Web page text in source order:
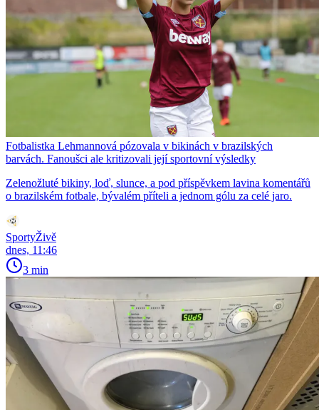
Fotbalistka Lehmannová pózovala v bikinách v brazilských
barvách. Fanoušci ale kritizovali její sportovní výsledky
Zelenožluté bikiny, loď, slunce, a pod příspěvkem lavina komentářů
o brazilském fotbale, bývalém příteli a jednom gólu za celé jaro.
SportyŽivě
dnes, 11:46
3 min